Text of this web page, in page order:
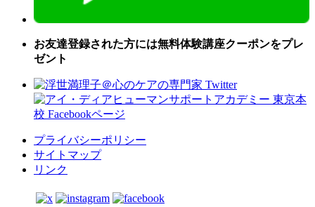
お友達登録された方には無料体験講座クーポンをプレ
ゼント
プライバシーポリシー
サイトマップ
リンク